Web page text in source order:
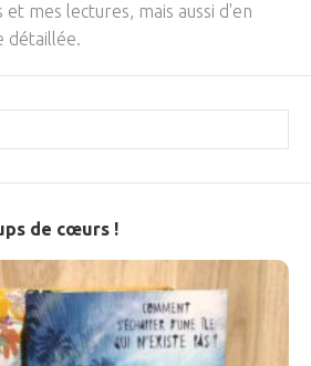
mes lectures, mais aussi d'en
détaillée.
de cœurs !